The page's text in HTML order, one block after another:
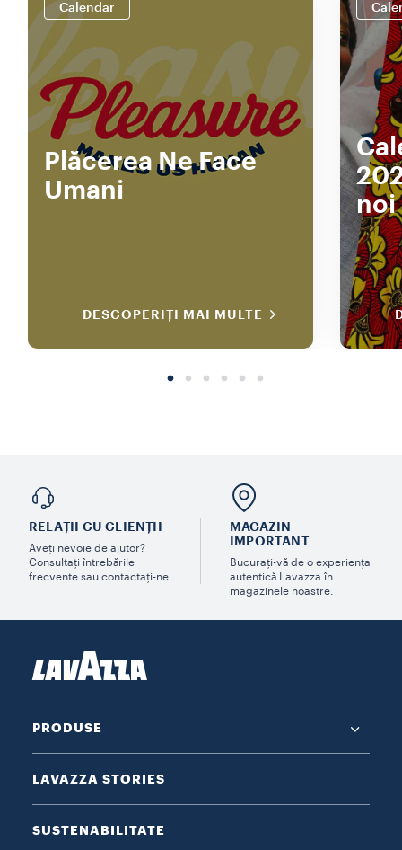
Calendar
Plăcerea Ne Face
Umani
DESCOPERIȚI MAI MULTE
noi
RELAȚII CU CLIENȚII
Aveți nevoie de ajutor?
Consultați întrebările
frecvente sau contactați-ne.
MAGAZIN
IMPORTANT
Bucurați-vă de o experiența
autentică Lavazza în
magazinele noastre.
PRODUSE
LAVAZZA STORIES
SUSTENABILITATE